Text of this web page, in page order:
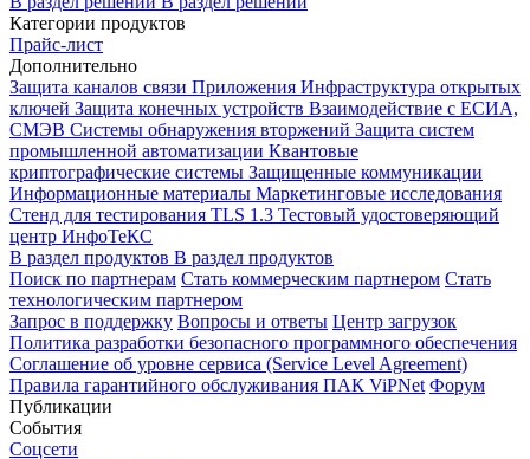
Категории продуктов
Прайс-лист
Дополнительно
Защита каналов связи Приложения Инфраструктура открытых
ключей Защита конечных устройств Взаимодействие с ЕСИА,
СМЭВ Системы обнаружения вторжений Защита систем
промышленной автоматизации Квантовые
криптографические системы Защищенные коммуникации
Информационные материалы Маркетинговые исследования
Стенд для тестирования TLS 1.3 Тестовый удостоверяющий
центр ИнфоТеКС
В раздел продуктов В раздел продуктов
Поиск по партнерам Стать коммерческим партнером Стать
технологическим партнером
Запрос в поддержку Вопросы и ответы Центр загрузок
Политика разработки безопасного программного обеспечения
Соглашение об уровне сервиса (Service Level Agreement)
Правила гарантийного обслуживания ПАК ViPNet Форум
Публикации
События
Соцсети